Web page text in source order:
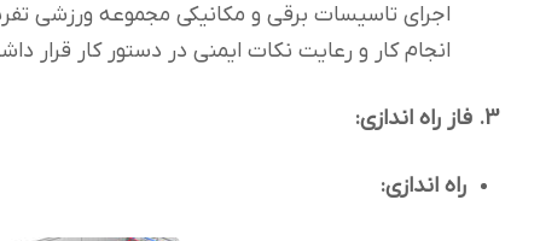
اجرای تاسیسات برقی و مکانیکی مجموعه ورزشی
انجام کار و رعایت نکات ایمنی در دستور کار قرار
3. فاز راه اندازی:
راه اندازی: